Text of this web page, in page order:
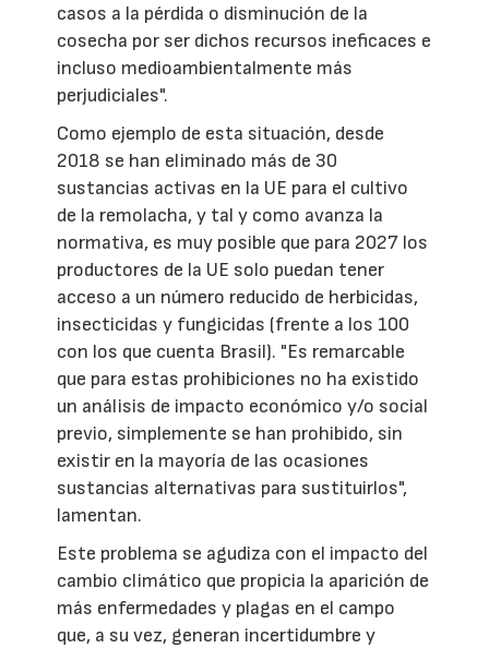
casos a la pérdida o disminución de la
cosecha por ser dichos recursos ineficaces e
incluso medioambientalmente más
perjudiciales".
Como ejemplo de esta situación, desde
2018 se han eliminado más de 30
sustancias activas en la UE para el cultivo
de la remolacha, y tal y como avanza la
normativa, es muy posible que para 2027 los
productores de la UE solo puedan tener
acceso a un número reducido de herbicidas,
insecticidas y fungicidas (frente a los 100
con los que cuenta Brasil). "Es remarcable
que para estas prohibiciones no ha existido
un análisis de impacto económico y/o social
previo, simplemente se han prohibido, sin
existir en la mayoría de las ocasiones
sustancias alternativas para sustituirlos",
lamentan.
Este problema se agudiza con el impacto del
cambio climático que propicia la aparición de
más enfermedades y plagas en el campo
que, a su vez, generan incertidumbre y